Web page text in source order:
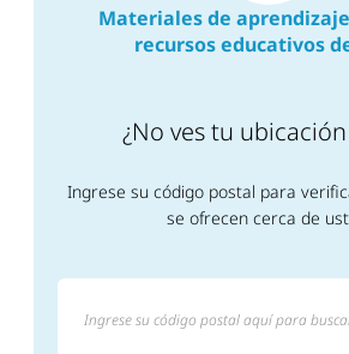
Materiales de
recursos educativos
¿No ves tu
Ingrese su código postal para
se ofrecen cerca de